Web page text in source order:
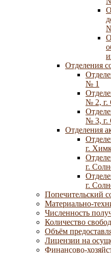
Отделения
№ 1
№ 2, г.
№ 3, г.
Отделения
г.
г.
г.
Попечительский
Материально-
Численность
Количество
Объём
Лицензии на
Финансово-